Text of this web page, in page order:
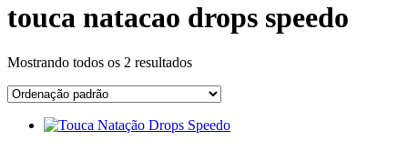
touca natacao drops speedo
Mostrando todos os 2 resultados